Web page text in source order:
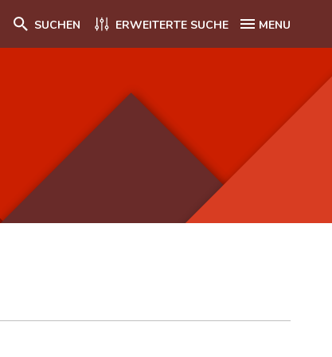
SUCHEN ERWEITERTE SUCHE MENU